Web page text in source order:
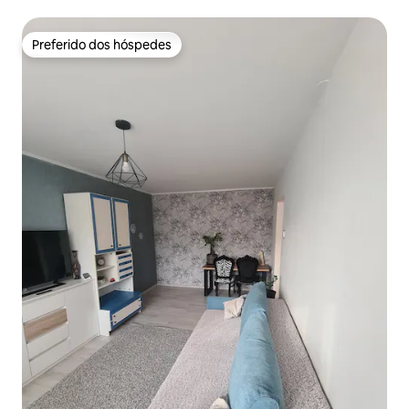
Preferido dos hóspedes
Preferido dos hóspedes